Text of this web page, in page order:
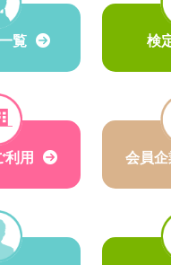
覧 検
利用 会員